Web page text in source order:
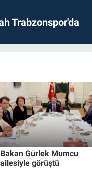
Trabzonspor'da
Bakan Gürlek Mumcu
ailesiyle görüştü